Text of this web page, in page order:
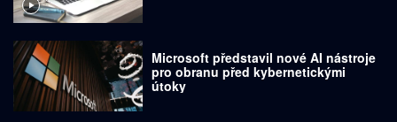
Microsoft představil nové AI nástroje
pro obranu před kybernetickými
útoky